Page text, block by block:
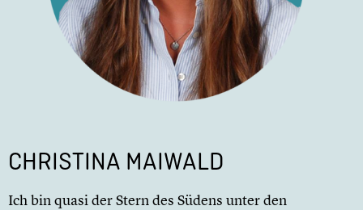
CHRISTINA MAIWALD
Ich bin quasi der Stern des Südens unter den